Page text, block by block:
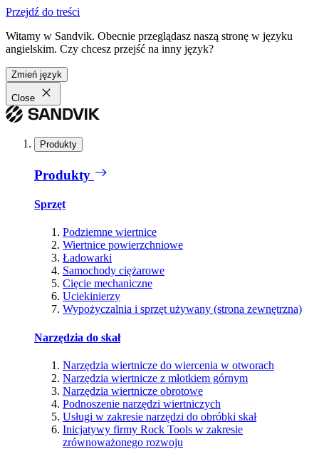
Przejdź do treści
Witamy w Sandvik. Obecnie przeglądasz naszą stronę w języku
angielskim. Czy chcesz przejść na inny język?
Zmień język
Close
Produkty
Produkty
Sprzęt
Podziemne wiertnice
Wiertnice powierzchniowe
Ładowarki
Samochody ciężarowe
Cięcie mechaniczne
Uciekinierzy
Wypożyczalnia i sprzęt używany (strona zewnętrzna)
Narzędzia do skał
Narzędzia wiertnicze do wiercenia w otworach
Narzędzia wiertnicze z młotkiem górnym
Narzędzia wiertnicze obrotowe
Podnoszenie narzędzi wiertniczych
Usługi w zakresie narzędzi do obróbki skał
Inicjatywy firmy Rock Tools w zakresie
zrównoważonego rozwoju